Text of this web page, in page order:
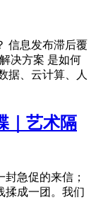
信息发布滞后覆
决方案 是如何
据、云计算、人
｜艺术隔
急促的来信；
揉成一团。我们